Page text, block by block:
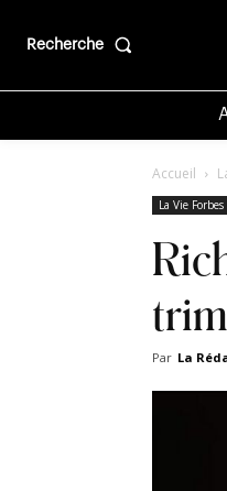
Recherche
Accueil
La Vie Forbes
Par La